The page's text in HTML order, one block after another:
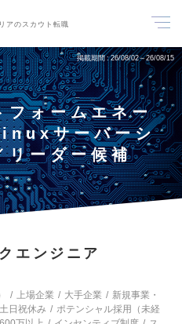
アのスカウト転職
掲載期間 26/08/02～26/08/15
フォームエネー
サーバーシ
リーダー候補
エンジニア
上場企業 大手企業
新規事業・
土日祝休み
ポテンシャル採用（未経